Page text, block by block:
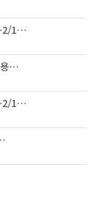
1…
용…
1…